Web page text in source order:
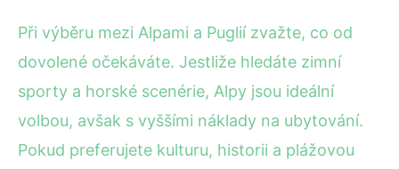
Při výběru mezi Alpami a Puglií zvažte, co od
dovolené očekáváte. Jestliže hledáte zimní
sporty a horské scenérie, Alpy jsou ideální
volbou, avšak s vyššími náklady na ubytování.
Pokud preferujete kulturu, historii a plážovou